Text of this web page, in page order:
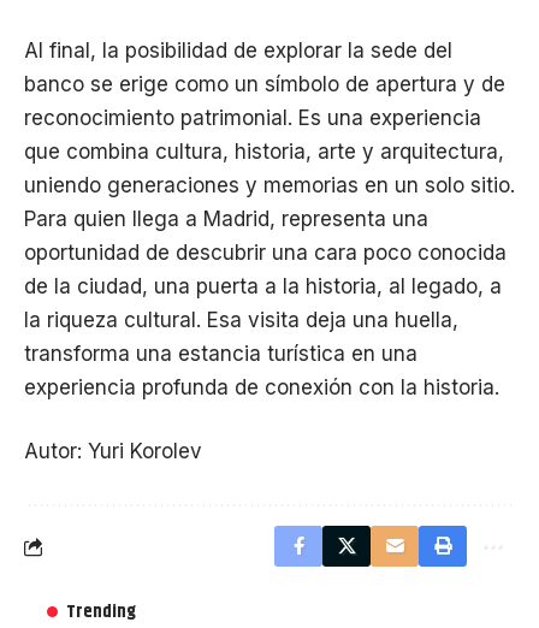
Al final, la posibilidad de explorar la sede del
banco se erige como un símbolo de apertura y de
reconocimiento patrimonial. Es una experiencia
que combina cultura, historia, arte y arquitectura,
uniendo generaciones y memorias en un solo sitio.
Para quien llega a Madrid, representa una
oportunidad de descubrir una cara poco conocida
de la ciudad, una puerta a la historia, al legado, a
la riqueza cultural. Esa visita deja una huella,
transforma una estancia turística en una
experiencia profunda de conexión con la historia.
Autor: Yuri Korolev
Trending